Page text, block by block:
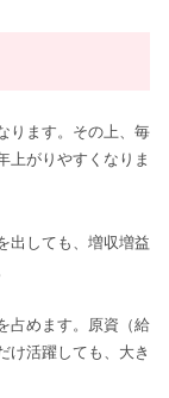
ります。その上、毎
上がりやすくなりま
出しても、増収増益
占めます。原資（給
け活躍しても、大き